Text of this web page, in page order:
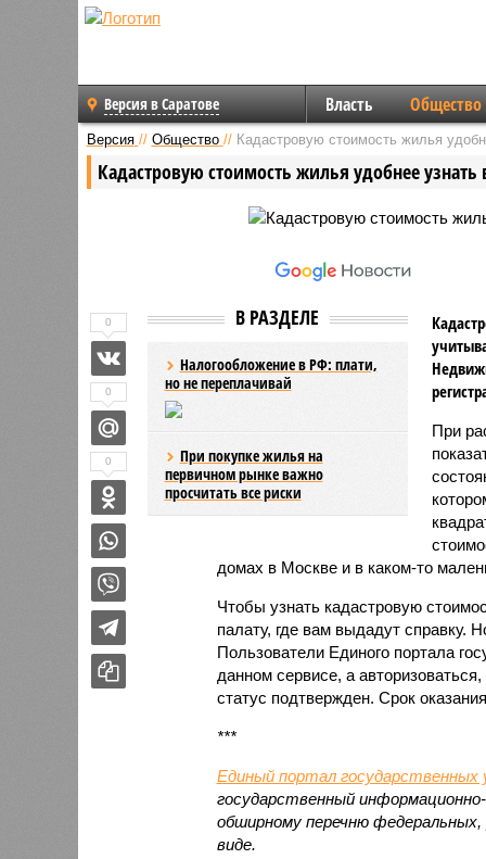
Версия в Саратове Власть Общество
Версия // Общество // Кадастровую стоимость жилья
Кадастровую стоимость жилья удобнее
В РАЗДЕЛЕ
Налогообложение в РФ: плати,
но не переплачивай
При покупке жилья на
первичном рынке важно
просчитать все риски
При
домах в Москве и в каком-то
Чтобы узнать кадастровую
палату, где вам выдадут справку.
Пользователи Единого портала
данном сервисе, а
статус подтвержден. Срок
***
Единый портал государственных
государственный
обширному перечню федеральных,
виде.
0
0
0